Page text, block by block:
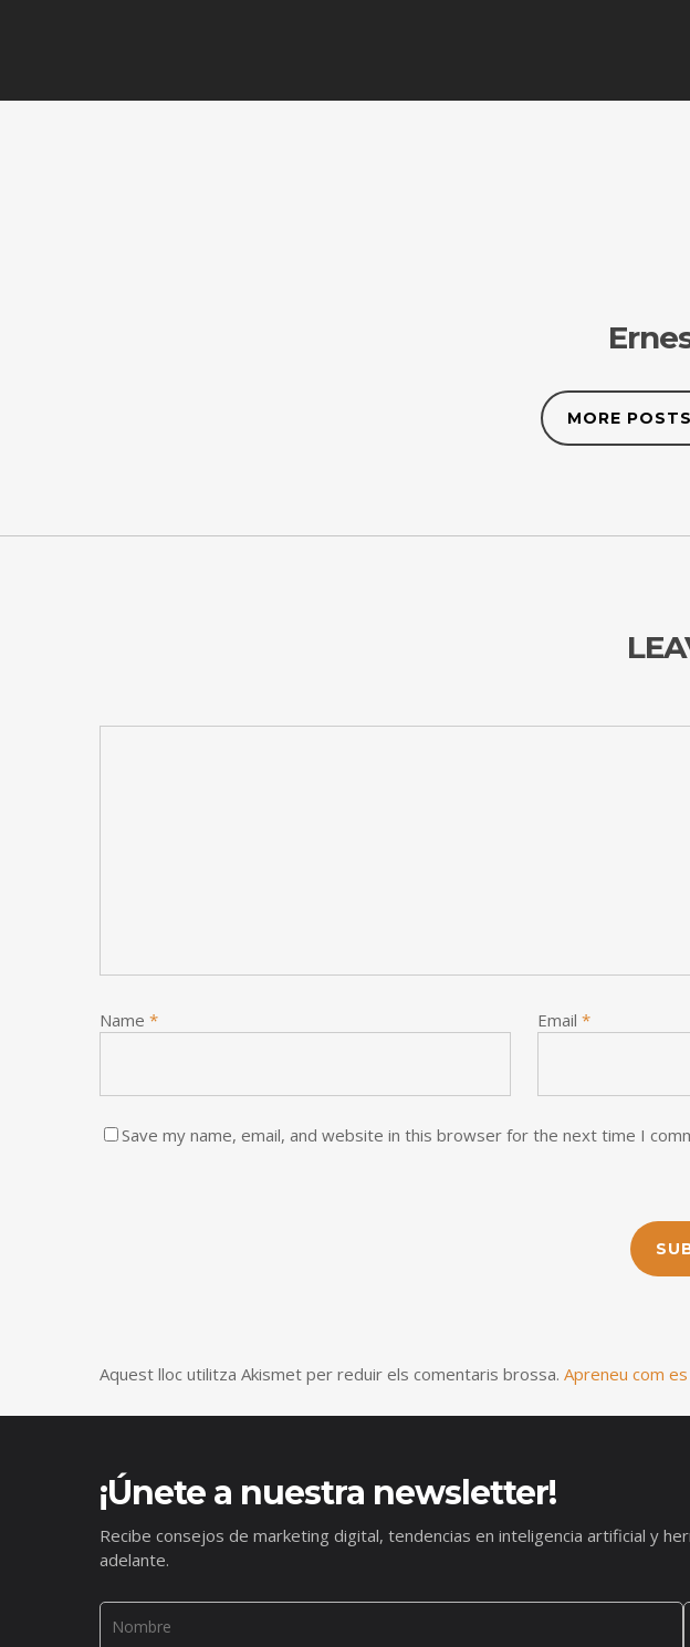
MORE
Name * Email *
Save my name, email, and website in this browser for the next time I
Aquest lloc utilitza Akismet per reduir els comentaris brossa. Apreneu com
¡Únete a nuestra newsletter!
Recibe consejos de marketing digital, tendencias en inteligencia artificial y
adelante.